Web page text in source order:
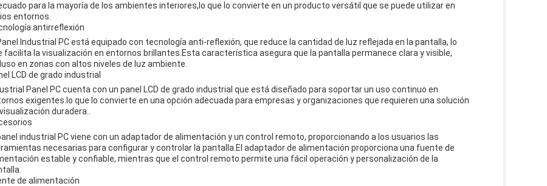
para la mayoría de los ambientes interiores,lo que lo convierte en un producto versátil que se puede utilizar en
entornos.
antirreflexión
Industrial PC está equipado con tecnología anti-reflexión, que reduce la cantidad de luz reflejada en la pantalla, lo
facilita la visualización en entornos brillantes.Esta característica asegura que la pantalla permanece clara y visible,
en zonas con altos niveles de luz ambiente.
LCD de grado industrial
Panel PC cuenta con un panel LCD de grado industrial que está diseñado para soportar un uso continuo en
exigentes.lo que lo convierte en una opción adecuada para empresas y organizaciones que requieren una solución
duradera..
industrial PC viene con un adaptador de alimentación y un control remoto, proporcionando a los usuarios las
necesarias para configurar y controlar la pantalla.El adaptador de alimentación proporciona una fuente de
estable y confiable, mientras que el control remoto permite una fácil operación y personalización de la
de alimentación